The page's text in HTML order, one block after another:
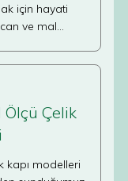
için hayati
ve mal…
Ölçü Çelik
kapı modelleri